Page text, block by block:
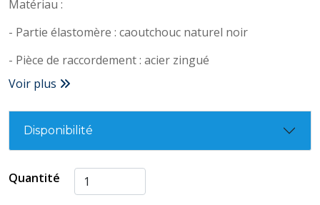
Matériau :
- Partie élastomère : caoutchouc naturel noir
- Pièce de raccordement : acier zingué
Voir plus
Disponibilité
Quantité